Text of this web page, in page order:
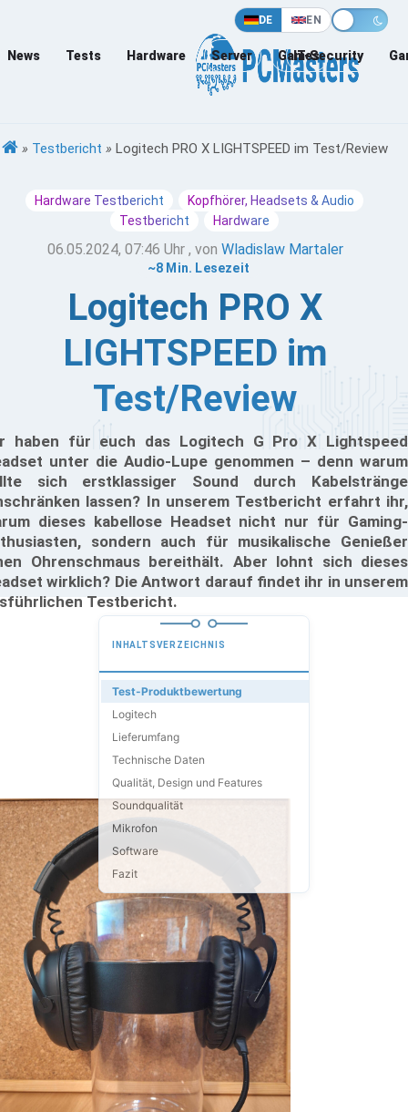
DE EN
News Tests Hardware Server Games
IT-Security
» Testbericht » Logitech PRO X LIGHTSPEED im Test/Review
Hardware Testbericht
Kopfhörer, Headsets & Audio
Testbericht
Hardware
06.05.2024, 07:46 Uhr , von Wladislaw Martaler
~8 Min. Lesezeit
Logitech PRO X
LIGHTSPEED im
Test/Review
haben für euch das Logitech G Pro X Lightspeed
unter die Audio-Lupe genommen – denn warum
sich erstklassiger Sound durch Kabelstränge
lassen? In unserem Testbericht erfahrt ihr,
dieses kabellose Headset nicht nur für Gaming-
sondern auch für musikalische Genießer
Ohrenschmaus bereithält. Aber lohnt sich dieses
wirklich? Die Antwort darauf findet ihr in unserem
Testbericht.
INHALTSVERZEICHNIS
Test-Produktbewertung
Logitech
Lieferumfang
Technische Daten
Qualität, Design und Features
Soundqualität
Mikrofon
Software
Fazit